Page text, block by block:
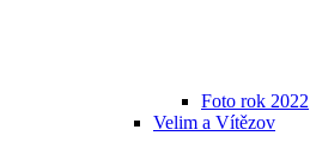
Foto rok 2022
Velim a Vítězov